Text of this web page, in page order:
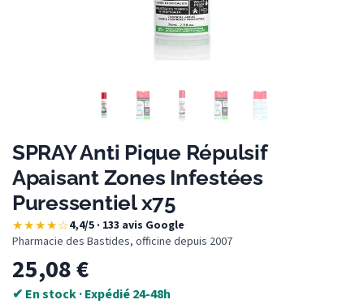
SPRAY Anti Pique Répulsif
Apaisant Zones Infestées
Puressentiel x75
★★★★☆4,4/5 · 133 avis Google·
Pharmacie des Bastides, officine depuis 2007
25,08€
✔ En stock · Expédié 24-48h